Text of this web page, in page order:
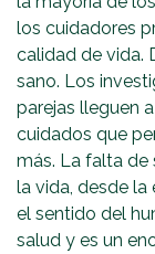
los cuidadores
calidad de vida.
sano. Los
parejas lleguen
cuidados que
más. La falta
la vida, desde la
el sentido del
salud y es un